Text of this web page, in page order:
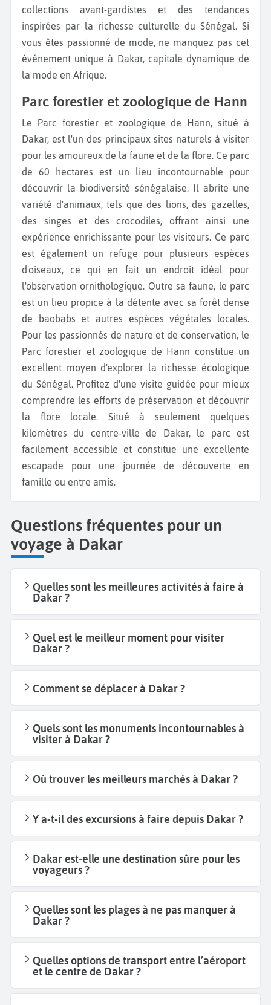
collections avant-gardistes et des tendances
inspirées par la richesse culturelle du Sénégal. Si
vous êtes passionné de mode, ne manquez pas cet
événement unique à Dakar, capitale dynamique de
la mode en Afrique.
Parc forestier et zoologique de Hann
Le Parc forestier et zoologique de Hann, situé à
Dakar, est l'un des principaux sites naturels à visiter
pour les amoureux de la faune et de la flore. Ce parc
de 60 hectares est un lieu incontournable pour
découvrir la biodiversité sénégalaise. Il abrite une
variété d'animaux, tels que des lions, des gazelles,
des singes et des crocodiles, offrant ainsi une
expérience enrichissante pour les visiteurs. Ce parc
est également un refuge pour plusieurs espèces
d'oiseaux, ce qui en fait un endroit idéal pour
l'observation ornithologique. Outre sa faune, le parc
est un lieu propice à la détente avec sa forêt dense
de baobabs et autres espèces végétales locales.
Pour les passionnés de nature et de conservation, le
Parc forestier et zoologique de Hann constitue un
excellent moyen d'explorer la richesse écologique
du Sénégal. Profitez d'une visite guidée pour mieux
comprendre les efforts de préservation et découvrir
la flore locale. Situé à seulement quelques
kilomètres du centre-ville de Dakar, le parc est
facilement accessible et constitue une excellente
escapade pour une journée de découverte en
famille ou entre amis.
Questions fréquentes pour un
voyage à Dakar
Quelles sont les meilleures activités à faire à
Dakar ?
Quel est le meilleur moment pour visiter
Dakar ?
Comment se déplacer à Dakar ?
Quels sont les monuments incontournables à
visiter à Dakar ?
Où trouver les meilleurs marchés à Dakar ?
Y a-t-il des excursions à faire depuis Dakar ?
Dakar est-elle une destination sûre pour les
voyageurs ?
Quelles sont les plages à ne pas manquer à
Dakar ?
Quelles options de transport entre l’aéroport
et le centre de Dakar ?